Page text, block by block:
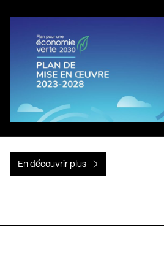
En découvrir plus